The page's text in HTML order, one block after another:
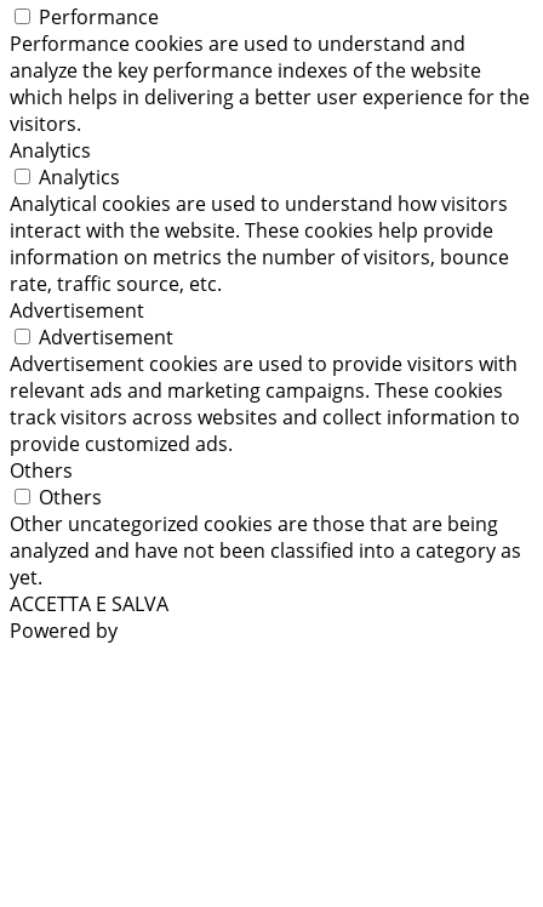
Performance
Performance cookies are used to understand and
analyze the key performance indexes of the website
which helps in delivering a better user experience for the
visitors.
Analytics
Analytics
Analytical cookies are used to understand how visitors
interact with the website. These cookies help provide
information on metrics the number of visitors, bounce
rate, traffic source, etc.
Advertisement
Advertisement
Advertisement cookies are used to provide visitors with
relevant ads and marketing campaigns. These cookies
track visitors across websites and collect information to
provide customized ads.
Others
Others
Other uncategorized cookies are those that are being
analyzed and have not been classified into a category as
yet.
ACCETTA E SALVA
Powered by